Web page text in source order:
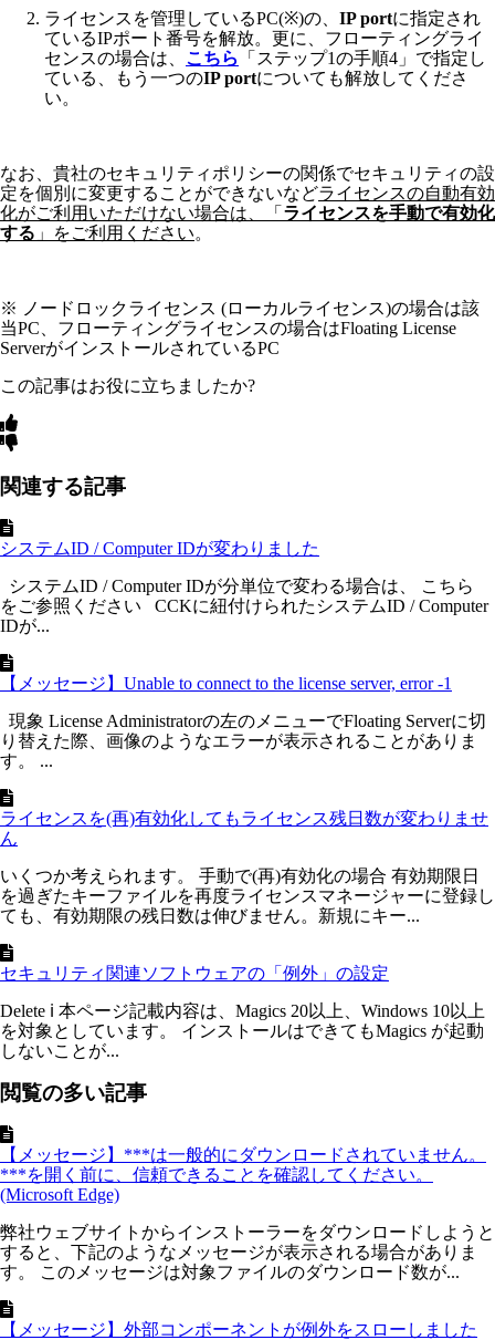
ライセンスを管理しているPC(※)の、 IP portに指定され
ているIPポート番号を解放。更に、フローティングライ
センスの場合は、 こちら
「ステップ1の手順4」で指定し
ている、もう一つのIP portについても解放してくださ
い。
なお、貴社のセキュリティポリシーの関係でセキュリティの設
定を個別に変更することができないなどライセンスの自動有効
化がご利用いただけない場合は、「 ライセンスを手動で有効化
する 」をご利用ください。
※ ノードロックライセンス (ローカルライセンス)の場合は該
当PC、フローティングライセンスの場合はFloating License
ServerがインストールされているPC
この記事はお役に立ちましたか?
関連する記事
システムID / Computer IDが変わりました
システムID / Computer IDが分単位で変わる場合は、 こちら
をご参照ください CCKに紐付けられたシステムID / Computer
IDが...
【メッセージ】Unable to connect to the license server, error -1
現象 License Administratorの左のメニューでFloating Serverに切
り替えた際、画像のようなエラーが表示されることがありま
す。 ...
ライセンスを(再)有効化してもライセンス残日数が変わりませ
ん
いくつか考えられます。 手動で(再)有効化の場合 有効期限日
を過ぎたキーファイルを再度ライセンスマネージャーに登録し
ても、有効期限の残日数は伸びません。新規にキー...
セキュリティ関連ソフトウェアの「例外」の設定
Delete ℹ 本ページ記載内容は、Magics 20以上、Windows 10以上
を対象としています。 インストールはできてもMagics が起動
しないことが...
閲覧の多い記事
【メッセージ】***は一般的にダウンロードされていません。
***を開く前に、信頼できることを確認してください。
(Microsoft Edge)
弊社ウェブサイトからインストーラーをダウンロードしようと
すると、下記のようなメッセージが表示される場合がありま
す。 このメッセージは対象ファイルのダウンロード数が...
【メッセージ】外部コンポーネントが例外をスローしました